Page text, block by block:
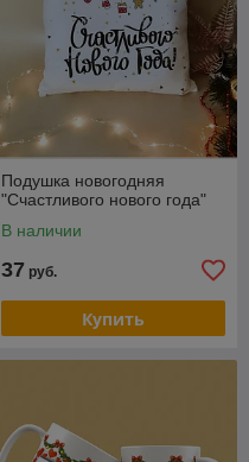
Подушка новогодняя
"Счастливого нового года"
В наличии
37 руб.
Купить